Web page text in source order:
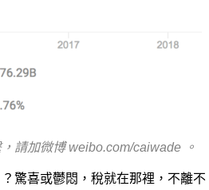
請加微博 weibo.com/caiwade 。
驚喜或鬱悶，稅就在那裡，不離不